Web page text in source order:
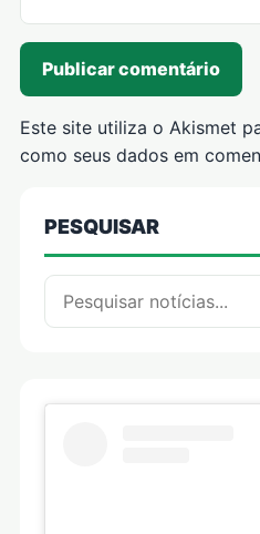
Este site utiliza o Akismet
como seus dados em
PESQUISAR
Pesquisar por: